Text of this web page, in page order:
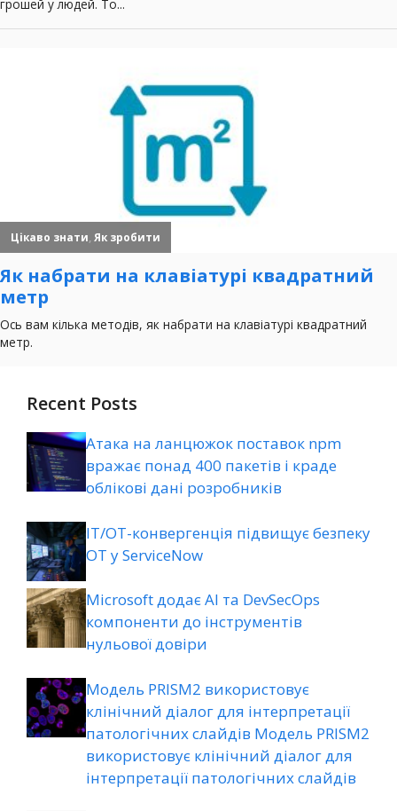
Recent Posts
Атака на ланцюжок поставок npm
вражає понад 400 пакетів і краде
облікові дані розробників
ІТ/ОТ-конвергенція підвищує безпеку
ОТ у ServiceNow
Microsoft додає AI та DevSecOps
компоненти до інструментів
нульової довіри
Модель PRISM2 використовує
клінічний діалог для інтерпретації
патологічних слайдів Модель PRISM2
використовує клінічний діалог для
інтерпретації патологічних слайдів